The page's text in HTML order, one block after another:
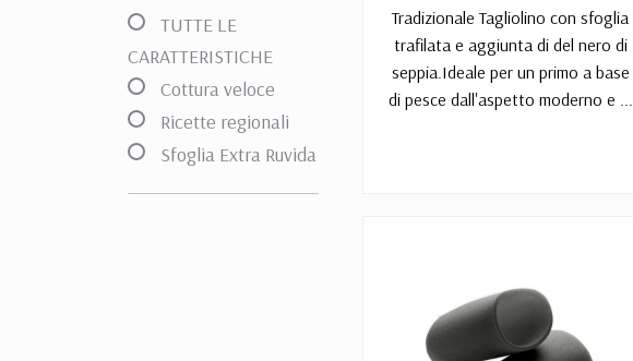
Tradizionale Tagliolino con sfoglia
trafilata e aggiunta di del nero di
seppia.Ideale per un primo a base
di pesce dall'aspetto moderno e ...
TUTTE LE
CARATTERISTICHE
Cottura veloce
Ricette regionali
Sfoglia Extra Ruvida